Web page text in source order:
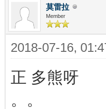
莫雷拉
Member
2018-07-16,
正 多熊呀
。。